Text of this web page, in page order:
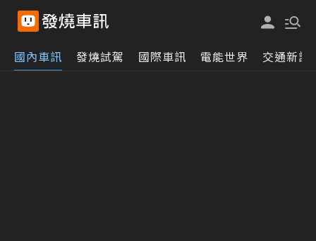
國內車訊 發燒試駕 國際車訊 電能世界 交通新訊